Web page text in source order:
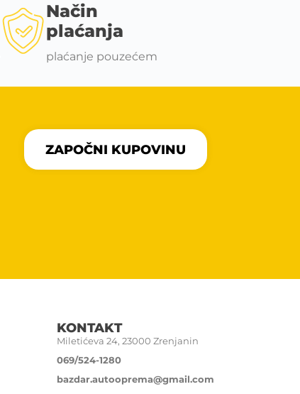
Način
plaćanja
plaćanje pouzećem
ZAPOČNI KUPOVINU
KONTAKT
Miletićeva 24, 23000 Zrenjanin
069/524-1280
bazdar.autooprema@gmail.com